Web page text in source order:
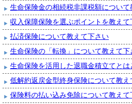
生命保険金の相続税非課税額につい
収入保障保険を選ぶポイントを教えて
払済保険について教えて下さい
生命保険の「転換」について教えて下
生命保険を活用した退職金積立てとは
低解約返戻金型終身保険について教え
保険料の払い込み免除について教えて